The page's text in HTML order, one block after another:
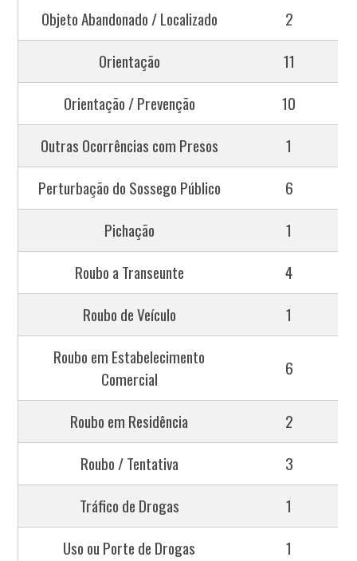
Objeto Abandonado / Localizado
2
Orientação
11
Orientação / Prevenção
10
Outras Ocorrências com Presos
1
Perturbação do Sossego Público
6
Pichação
1
Roubo a Transeunte
4
Roubo de Veículo
1
Roubo em Estabelecimento
Comercial
6
Roubo em Residência
2
Roubo / Tentativa
3
Tráfico de Drogas
1
Uso ou Porte de Drogas
1